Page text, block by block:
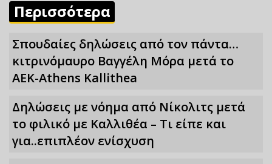
Περισσότερα
Σπουδαίες δηλώσεις από τον πάντα…
κιτρινόμαυρο Βαγγέλη Μόρα μετά το
ΑΕΚ-Athens Kallithea
Δηλώσεις με νόημα από Νίκολιτς μετά
το φιλικό με Καλλιθέα – Τι είπε και
για..επιπλέον ενίσχυση